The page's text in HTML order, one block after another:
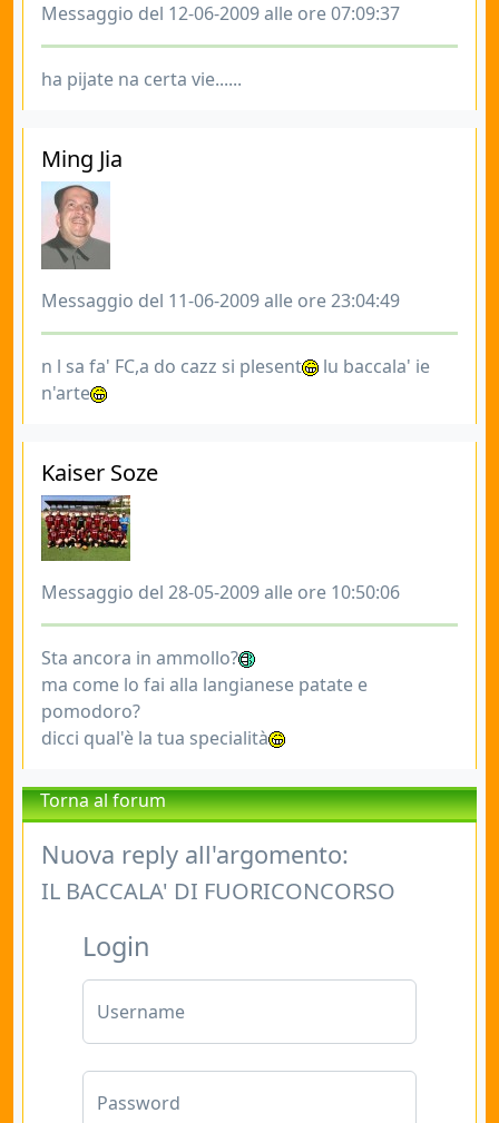
Messaggio del 12-06-2009 alle ore 07:09:37
ha pijate na certa vie......
Ming Jia
Messaggio del 11-06-2009 alle ore 23:04:49
n l sa fa' FC,a do cazz si plesent
lu baccala' ie
n'arte
Kaiser Soze
Messaggio del 28-05-2009 alle ore 10:50:06
Sta ancora in ammollo?
ma come lo fai alla langianese patate e
pomodoro?
dicci qual'è la tua specialità
Torna al forum
Nuova reply all'argomento:
IL BACCALA' DI FUORICONCORSO
Login
Username
Password